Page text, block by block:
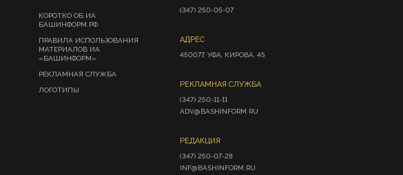
КОРОТКО ОБ ИА
БАШИНФОРМ.РФ
ПРАВИЛА ИСПОЛЬЗОВАНИЯ
МАТЕРИАЛОВ ИА
«БАШИНФОРМ»
РЕКЛАМНАЯ СЛУЖБА
ЛОГОТИПЫ
(347) 250-05-07
АДРЕС
450077, УФА, КИРОВА, 45
РЕКЛАМНАЯ СЛУЖБА
(347) 250-11-11
ADV@BASHINFORM.RU
РЕДАКЦИЯ
(347) 250-07-28
INF@BASHINFORM.RU